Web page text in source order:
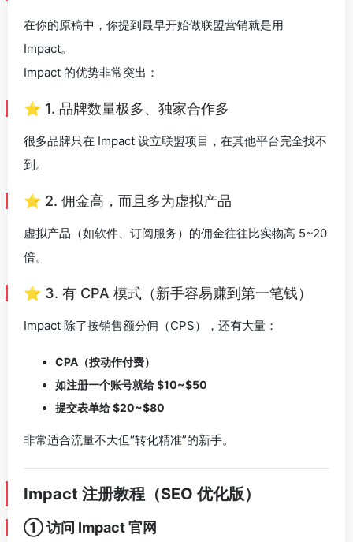
在你的原稿中，你提到最早开始做联盟营销就是用
Impact。
Impact 的优势非常突出：
⭐ 1. 品牌数量极多、独家合作多
很多品牌只在 Impact 设立联盟项目，在其他平台完全找不
到。
⭐ 2. 佣金高，而且多为虚拟产品
虚拟产品（如软件、订阅服务）的佣金往往比实物高 5~20
倍。
⭐ 3. 有 CPA 模式（新手容易赚到第一笔钱）
Impact 除了按销售额分佣（CPS），还有大量：
CPA（按动作付费）
如注册一个账号就给 $10~$50
提交表单给 $20~$80
非常适合流量不大但“转化精准”的新手。
Impact 注册教程（SEO 优化版）
① 访问 Impact 官网